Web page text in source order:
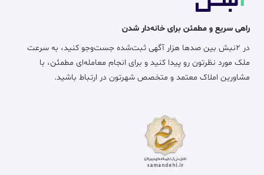
راهی سریع و مطمئن برای خانه‌دار شدن
در ۲نبش بین صدها هزار آگهی ثبت‌شده جست‌وجو کنید، به سرعت
ملک مورد نظرتون رو پیدا کنید و برای انجام معامله‌ای مطمئن، با
مشاورین املاک معتمد و متخصص شهرتون در ارتباط باشید.